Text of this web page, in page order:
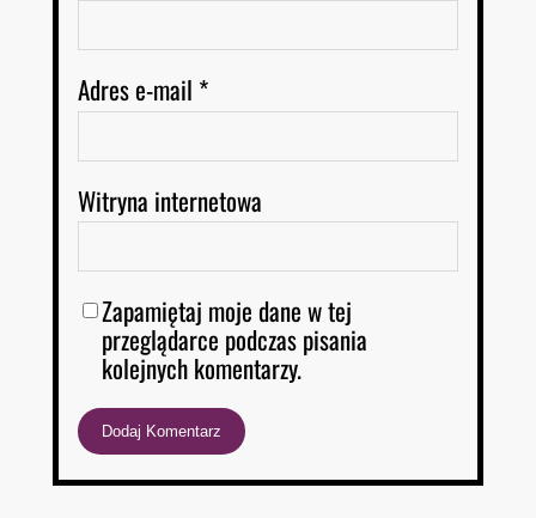
Adres e-mail *
Witryna internetowa
Zapamiętaj moje dane w tej
przeglądarce podczas pisania
kolejnych komentarzy.